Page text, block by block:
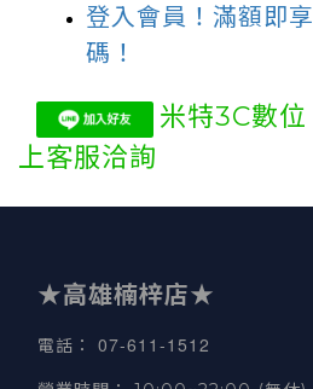
登入會員！滿額即
碼！
米特3C數
上客服洽詢
★高雄楠梓店★
電話 ： 07-611-1512